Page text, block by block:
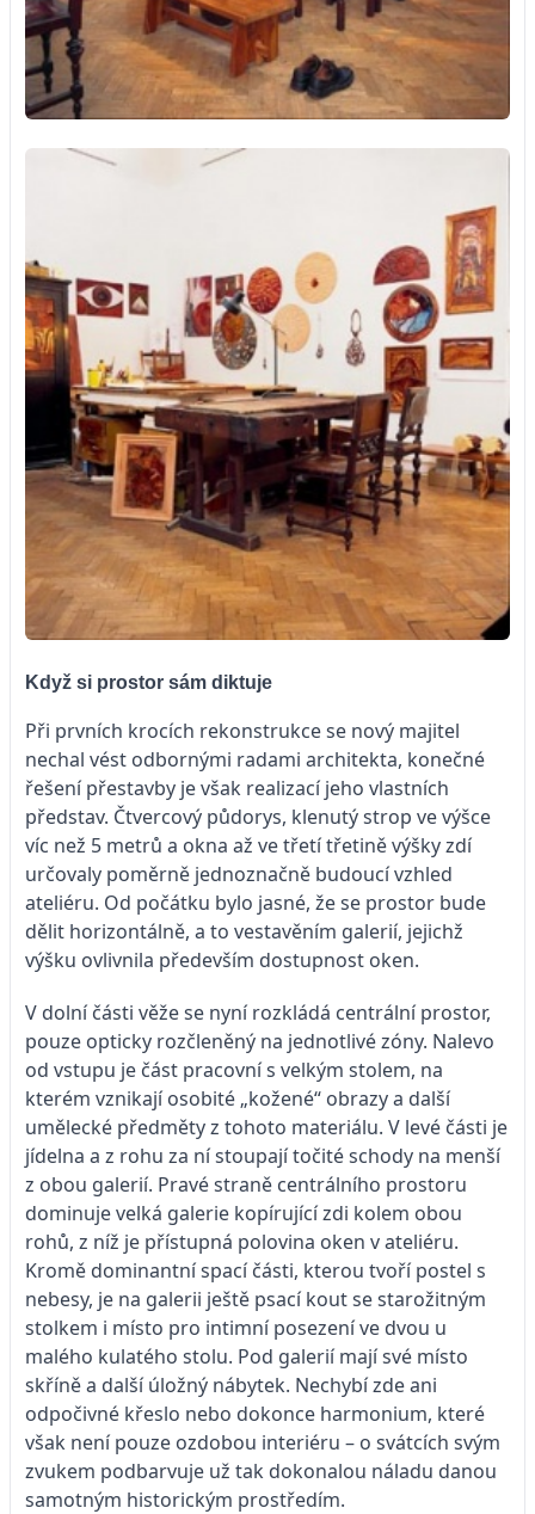
Když si prostor sám diktuje
Při prvních krocích rekonstrukce se nový majitel
nechal vést odbornými radami architekta, konečné
řešení přestavby je však realizací jeho vlastních
představ. Čtvercový půdorys, klenutý strop ve výšce
víc než 5 metrů a okna až ve třetí třetině výšky zdí
určovaly poměrně jednoznačně budoucí vzhled
ateliéru. Od počátku bylo jasné, že se prostor bude
dělit horizontálně, a to vestavěním galerií, jejichž
výšku ovlivnila především dostupnost oken.
V dolní části věže se nyní rozkládá centrální prostor,
pouze opticky rozčleněný na jednotlivé zóny. Nalevo
od vstupu je část pracovní s velkým stolem, na
kterém vznikají osobité „kožené“ obrazy a další
umělecké předměty z tohoto materiálu. V levé části je
jídelna a z rohu za ní stoupají točité schody na menší
z obou galerií. Pravé straně centrálního prostoru
dominuje velká galerie kopírující zdi kolem obou
rohů, z níž je přístupná polovina oken v ateliéru.
Kromě dominantní spací části, kterou tvoří postel s
nebesy, je na galerii ještě psací kout se starožitným
stolkem i místo pro intimní posezení ve dvou u
malého kulatého stolu. Pod galerií mají své místo
skříně a další úložný nábytek. Nechybí zde ani
odpočivné křeslo nebo dokonce harmonium, které
však není pouze ozdobou interiéru – o svátcích svým
zvukem podbarvuje už tak dokonalou náladu danou
samotným historickým prostředím.